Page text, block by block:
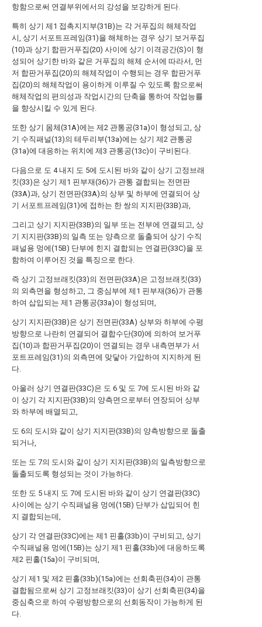
항함으로써 연결부위에서의 강성을 보강하게 된다.
특히 상기 제1 접촉지지부(31B)는 각 거푸집의 해체작업
시, 상기 서포트프레임(31)을 해체하는 경우 상기 보거푸집
(10)과 상기 합판거푸집(20) 사이에 상기 이격공간(S)이 형
성되어 상기한 바와 같은 거푸집의 해체 순서에 따라서, 먼
저 합판거푸집(20)의 해체작업이 수행되는 경우 합판거푸
집(20)의 해체작업이 용이하게 이루질 수 있도록 함으로써
해체작업의 편의성과 작업시간의 단축을 통하여 작업능률
을 향상시킬 수 있게 된다.
또한 상기 몸체(31A)에는 제2 관통공(31a)이 형성되고, 상
기 수직패널(13)의 테두리부(13a)에는 상기 제2 관통공
(31a)에 대응하는 위치에 제3 관통공(13c)이 구비된다.
다음으로 도 4 내지 도 5에 도시된 바와 같이 상기 고정브래
킷(33)은 상기 제1 핀부재(36)가 관통 결합되는 전면판
(33A)과, 상기 전면판(33A)의 상부 및 하부에 연결되어 상
기 서포트프레임(31)에 접하는 한 쌍의 지지판(33B)과,
그리고 상기 지지판(33B)의 일부 또는 전부에 연결되고, 상
기 지지판(33B)의 일측 또는 양측으로 돌출되어 상기 수직
패널용 멍에(15B) 단부에 힌지 결합되는 연결판(33C)을 포
함하여 이루어진 것을 특징으로 한다.
즉 상기 고정브래킷(33)의 전면판(33A)은 고정브래킷(33)
의 외측면을 형성하고, 그 중심부에 제1 핀부재(36)가 관통
하여 삽입되는 제1 관통공(33a)이 형성되며,
상기 지지판(33B)은 상기 전면판(33A) 상부와 하부에 수평
방향으로 나란히 연결되어 결합수단(30)에 의하여 보거푸
집(10)과 합판거푸집(20)이 연결되는 경우 내측면부가 서
포트프레임(31)의 외측면에 맞닿아 가압하여 지지하게 된
다.
아울러 상기 연결판(33C)은 도 6 및 도 7에 도시된 바와 같
이 상기 각 지지판(33B)의 양측면으로부터 연장되어 상부
와 하부에 배열되고,
도 6의 도시와 같이 상기 지지판(33B)의 양측방향으로 돌출
되거나,
또는 도 7의 도시와 같이 상기 지지판(33B)의 일측방향으로
돌출되도록 형성되는 것이 가능하다.
또한 도 5 내지 도 7에 도시된 바와 같이 상기 연결판(33C)
사이에는 상기 수직패널용 멍에(15B) 단부가 삽입되어 힌
지 결합되는데,
상기 각 연결판(33C)에는 제1 핀홀(33b)이 구비되고, 상기
수직패널용 멍에(15B)는 상기 제1 핀홀(33b)에 대응하도록
제2 핀홀(15a)이 구비되며,
상기 제1 및 제2 핀홀(33b)(15a)에는 선회축핀(34)이 관통
결합됨으로써 상기 고정브래킷(33)이 상기 선회축핀(34)을
중심축으로 하여 수평방향으로의 선회동작이 가능하게 된
다.